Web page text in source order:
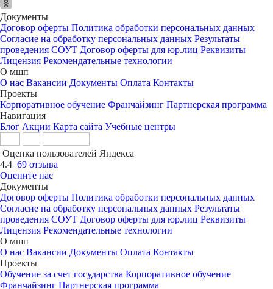
Документы
Договор оферты Политика обработки персональных данных
Согласие на обработку персональных данных Результаты
проведения СОУТ Договор оферты для юр.лиц Реквизиты
Лицензия Рекомендательные технологии
О мшп
О нас Вакансии Документы Оплата Контакты
Проекты
Корпоративное обучение Франчайзинг Партнерская программа
Навигация
Блог Акции Карта сайта Учебные центры
Оценка пользователей Яндекса
4.4 69 отзыва
Оцените нас
Документы
Договор оферты Политика обработки персональных данных
Согласие на обработку персональных данных Результаты
проведения СОУТ Договор оферты для юр.лиц Реквизиты
Лицензия Рекомендательные технологии
О мшп
О нас Вакансии Документы Оплата Контакты
Проекты
Обучение за счет государства Корпоративное обучение
Франчайзинг Партнерская программа